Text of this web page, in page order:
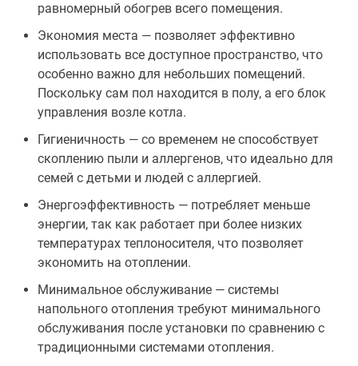
равномерный обогрев всего помещения.
Экономия места — позволяет эффективно
использовать все доступное пространство, что
особенно важно для небольших помещений.
Поскольку сам пол находится в полу, а его блок
управления возле котла.
Гигиеничность — со временем не способствует
скоплению пыли и аллергенов, что идеально для
семей с детьми и людей с аллергией.
Энергоэффективность — потребляет меньше
энергии, так как работает при более низких
температурах теплоносителя, что позволяет
экономить на отоплении.
Минимальное обслуживание — системы
напольного отопления требуют минимального
обслуживания после установки по сравнению с
традиционными системами отопления.